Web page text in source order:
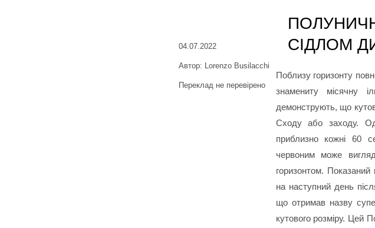
04.07.2022
Автор: Lorenzo Busilacchi
Переклад не перевірено
СІДЛОМ
Поблизу горизонту
знамениту місячну
демонструють, що
Сходу або заходу.
приблизно кожні 60
червоним може
горизонтом.
на наступний день
що отримав назву
кутового розміру. Цей